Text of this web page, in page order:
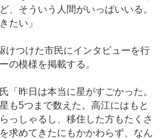
、そういう人間がいっぱいいる。
たい」
けつけた市民にインタビューを行
の模様を掲載する。
「昨日は本当に星がすごかった。
も5つまで数えた。高江にはもと
っしゃるし、移住した方もたくさ
求めてきたにもかかわらず、なん